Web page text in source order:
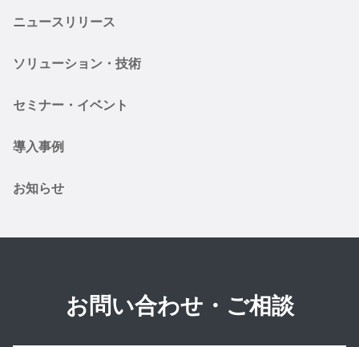
ニュースリリース
ソリューション・技術
セミナー・イベント
導入事例
お知らせ
お問い合わせ・ご相談